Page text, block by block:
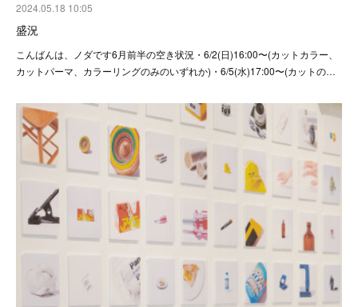
2024.05.18 10:05
盛況
こんばんは、ノダです6月前半の空き状況・6/2(日)16:00〜(カットカラー、
カットパーマ、カラーリングのみのいずれか)・6/5(水)17:00〜(カットの…